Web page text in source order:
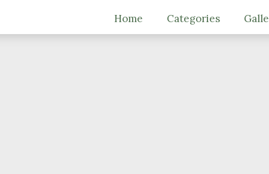
Home Categories